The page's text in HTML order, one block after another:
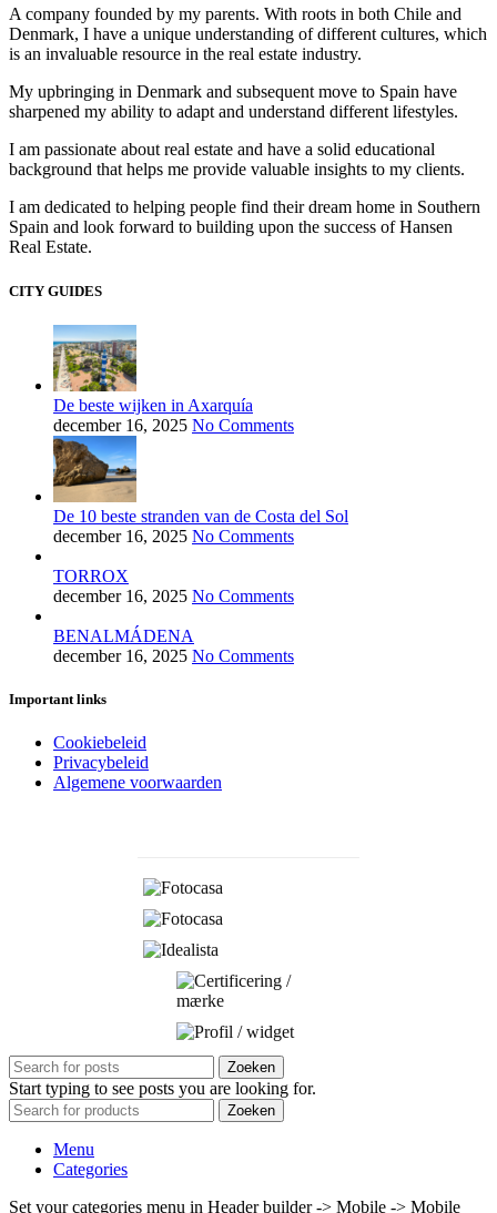
A company founded by my parents. With roots in both Chile and
Denmark, I have a unique understanding of different cultures, which
is an invaluable resource in the real estate industry.
My upbringing in Denmark and subsequent move to Spain have
sharpened my ability to adapt and understand different lifestyles.
I am passionate about real estate and have a solid educational
background that helps me provide valuable insights to my clients.
I am dedicated to helping people find their dream home in Southern
Spain and look forward to building upon the success of Hansen
Real Estate.
CITY GUIDES
De beste wijken in Axarquía
december 16, 2025 No Comments
De 10 beste stranden van de Costa del Sol
december 16, 2025 No Comments
TORROX
december 16, 2025 No Comments
BENALMÁDENA
december 16, 2025 No Comments
Important links
Cookiebeleid
Privacybeleid
Algemene voorwaarden
Zoeken
Start typing to see posts you are looking for.
Zoeken
Menu
Categories
Set your categories menu in Header builder -> Mobile -> Mobile